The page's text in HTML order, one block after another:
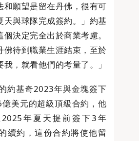
願望是留在丹佛，很有可
天與球隊完成簽約。」約基
決定完全出於商業考慮。
佛待到職業生涯結束，至於
，就看他們的考量了。」
約基奇2023年與金塊簽下
美元的超級頂級合約，他
年夏天提前簽下3年
續約，這份合約將使他留